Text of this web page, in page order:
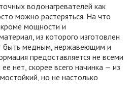
водонагревателей как
можно растеряться. На что
мощности и
из которого изготовлен
быть медным, нержавеющим и
предоставляется не всеми
нет, скорее всего начинка — из
но не настолько